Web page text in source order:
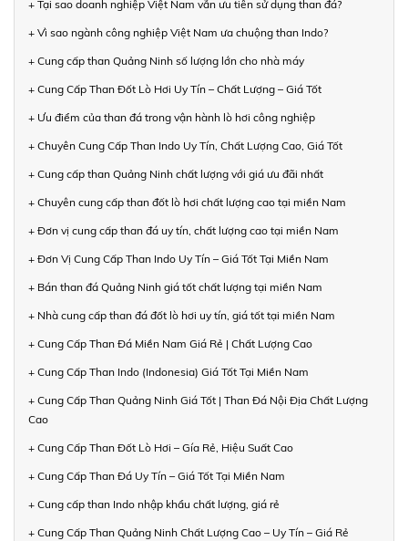
+ Tại sao doanh nghiệp Việt Nam vẫn ưu tiên sử dụng than đá?
+ Vì sao ngành công nghiệp Việt Nam ưa chuộng than Indo?
+ Cung cấp than Quảng Ninh số lượng lớn cho nhà máy
+ Cung Cấp Than Đốt Lò Hơi Uy Tín – Chất Lượng – Giá Tốt
+ Ưu điểm của than đá trong vận hành lò hơi công nghiệp
+ Chuyên Cung Cấp Than Indo Uy Tín, Chất Lượng Cao, Giá Tốt
+ Cung cấp than Quảng Ninh chất lượng với giá ưu đãi nhất
+ Chuyên cung cấp than đốt lò hơi chất lượng cao tại miền Nam
+ Đơn vị cung cấp than đá uy tín, chất lượng cao tại miền Nam
+ Đơn Vị Cung Cấp Than Indo Uy Tín – Giá Tốt Tại Miền Nam
+ Bán than đá Quảng Ninh giá tốt chất lượng tại miền Nam
+ Nhà cung cấp than đá đốt lò hơi uy tín, giá tốt tại miền Nam
+ Cung Cấp Than Đá Miền Nam Giá Rẻ | Chất Lượng Cao
+ Cung Cấp Than Indo (Indonesia) Giá Tốt Tại Miền Nam
+ Cung Cấp Than Quảng Ninh Giá Tốt | Than Đá Nội Địa Chất Lượng
Cao
+ Cung Cấp Than Đốt Lò Hơi – Gía Rẻ, Hiệu Suất Cao
+ Cung Cấp Than Đá Uy Tín – Giá Tốt Tại Miền Nam
+ Cung cấp than Indo nhập khẩu chất lượng, giá rẻ
+ Cung Cấp Than Quảng Ninh Chất Lượng Cao – Uy Tín – Giá Rẻ